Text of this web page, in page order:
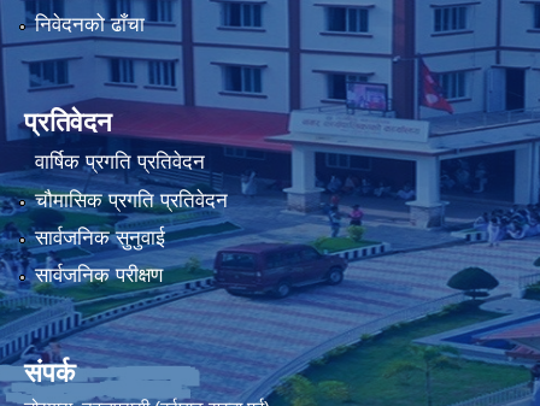
निवेदनको ढाँचा
प्रतिवेदन
वार्षिक प्रगति प्रतिवेदन
चौमासिक प्रगति प्रतिवेदन
सार्वजनिक सुनुवाई
सार्वजनिक परीक्षण
संपर्क